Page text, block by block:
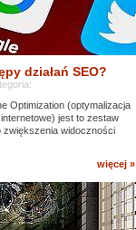
działań SEO?
Optimization (optymalizacja
jest to zestaw
widoczności
więcej »